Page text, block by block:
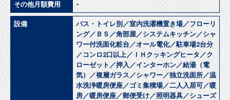
その他月額費用 -
設備
バス・トイレ別／室内洗濯機置き場／フローリ
ング／ＢＳ／角部屋／システムキッチン／シャ
ワー付洗面化粧台／オール電化／駐車場2台分
／コンロ2口以上／ＩＨクッキングヒータ／ク
ローゼット／押入／インターホン／給湯（電
気）／複層ガラス／シャワー／独立洗面所／温
水洗浄暖房便座／ゴミ集積場／二人入居可／暖
房／暖房便座／郵便受け／照明器具／シューズ